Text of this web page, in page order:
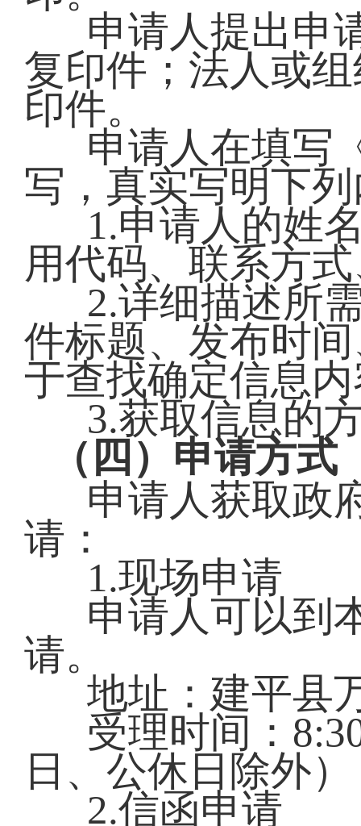
申请人提出申
复印件；法人或
印件。
申请人在填写
写，真实写明下
1.申请人的姓
用代码、联系方
2.详细描述所
件标题、发布时
于查找确定信息
3.获取信息的
（四）申请方式
申请人获取政
请：
1.现场申请
申请人可以到
请。
地址：建平县
受理时间：
日、公休日除外）
2.信函申请